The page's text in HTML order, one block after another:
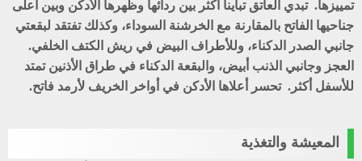
تمييزها. تبدي العاتق تبايناً أكثر بين ردائها وظهرها الأدكن وبين أعلى
جناحيها الفاتح بالمقارنة مع الخرشنة السوداء، وكذلك تفتقد لبقعتي
جانبي الصدر الدكناء، وللأطراف البيض في ريش الكتف الخلفي.
العجز وجانبي الذنب أبيض، والبقعة الدكناء في طراق الأذنين تمتد
للأسفل أكثر. تحسر أعلاها الأدكن في أواخر الخريف لأرمد فاتح.
المعيشة والتغذية